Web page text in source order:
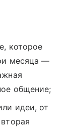
которое
месяца —
общение;
идеи, от